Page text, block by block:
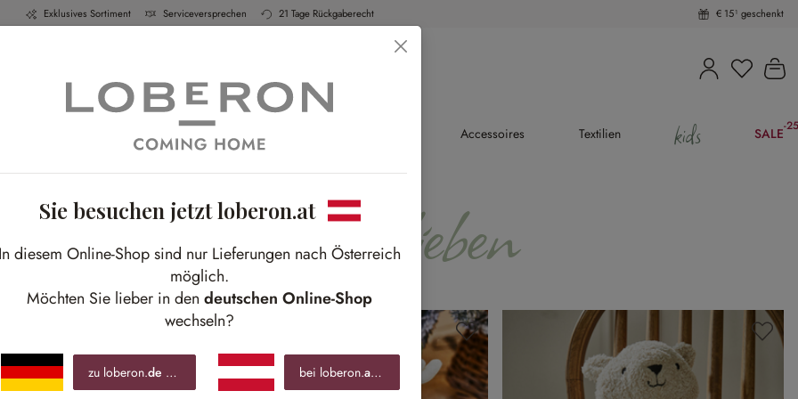
Exklusives Sortiment Serviceversprechen 21 Tage Rückgaberecht € 15¹ geschenkt
Du hast
Küche Schlafen Bad Accessoires Textilien kids SALE-
zum Verlieben
Sale
%
Sie besuchen jetzt loberon.at
In diesem Online-Shop sind nur Lieferungen nach Österreich
möglich.
Möchten Sie lieber in den deutschen Online-Shop
wechseln?
zu loberon.de bei loberon.at bleiben »